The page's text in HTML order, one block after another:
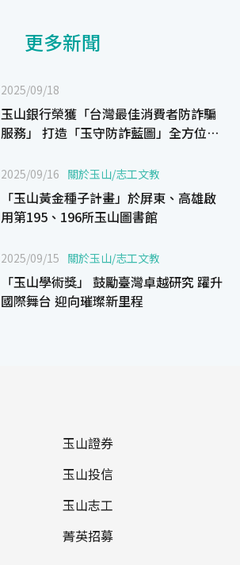
更多新聞
2025/09/18
玉山銀行榮獲「台灣最佳消費者防詐騙
服務」 打造「玉守防詐藍圖」全方位守
2025/09/16 關於玉山/志工文教
「玉山黃金種子計畫」於屏東、高雄啟
用第195、196所玉山圖書館
2025/09/15 關於玉山/志工文教
「玉山學術獎」 鼓勵臺灣卓越研究 躍升
國際舞台 迎向璀璨新里程
玉山證券
玉山投信
玉山志工
菁英招募